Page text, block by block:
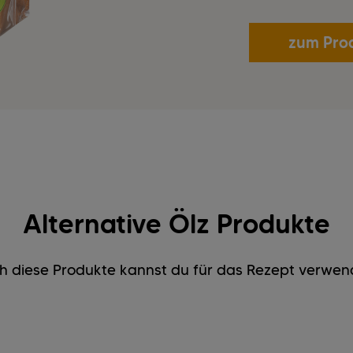
zum
Alternative Ölz Produkte
diese Produkte kannst du für das Rezept